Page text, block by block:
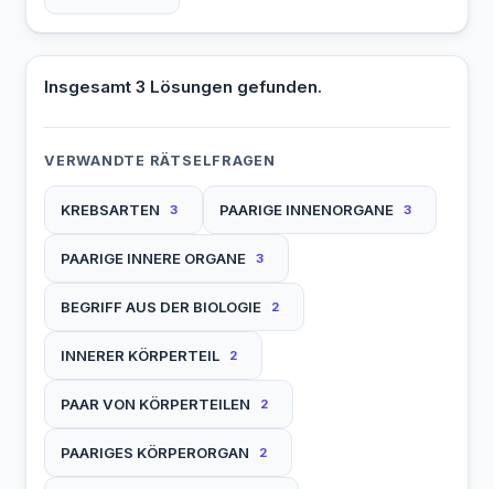
Insgesamt 3 Lösungen gefunden.
VERWANDTE RÄTSELFRAGEN
KREBSARTEN 3 PAARIGE INNENORGANE 3
PAARIGE INNERE ORGANE 3
BEGRIFF AUS DER BIOLOGIE 2
INNERER KÖRPERTEIL 2
PAAR VON KÖRPERTEILEN 2
PAARIGES KÖRPERORGAN 2